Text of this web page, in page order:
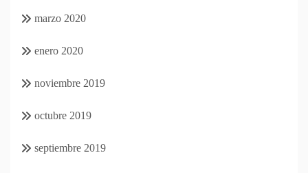
marzo 2020
enero 2020
noviembre 2019
octubre 2019
septiembre 2019